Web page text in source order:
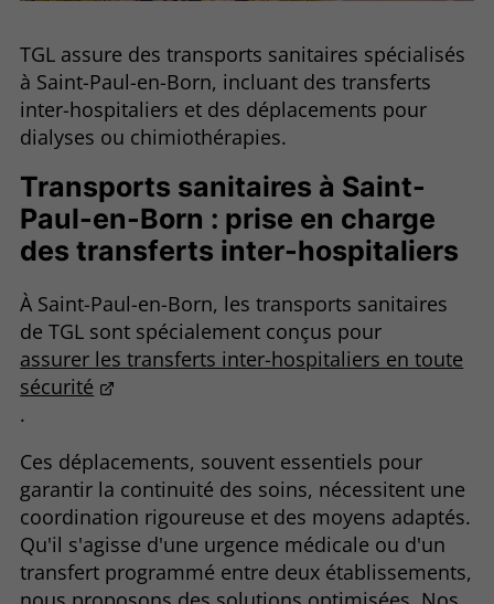
TGL assure des transports sanitaires spécialisés
à Saint-Paul-en-Born, incluant des transferts
inter-hospitaliers et des déplacements pour
dialyses ou chimiothérapies.
Transports sanitaires à Saint-
Paul-en-Born : prise en charge
des transferts inter-hospitaliers
À Saint-Paul-en-Born, les transports sanitaires
de TGL sont spécialement conçus pour
assurer les transferts inter-hospitaliers en toute
sécurité
.
Ces déplacements, souvent essentiels pour
garantir la continuité des soins, nécessitent une
coordination rigoureuse et des moyens adaptés.
Qu'il s'agisse d'une urgence médicale ou d'un
transfert programmé entre deux établissements,